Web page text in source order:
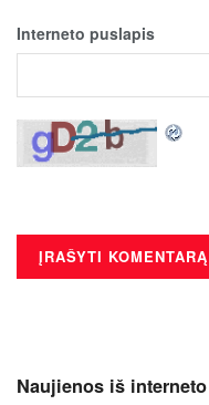
Interneto puslapis
Naujienos iš interneto